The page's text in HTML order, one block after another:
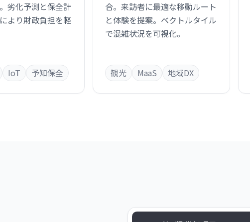
劣化予測と保全計
より財政負担を軽
IoT 予知保全
合。来訪者に最適な移動ルート
と体験を提案。ベクトルタイル
で混雑状況を可視化。
観光 MaaS 地域DX